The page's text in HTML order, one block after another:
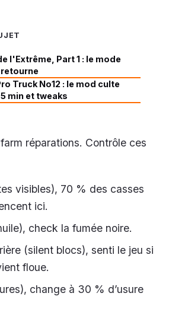
l'Extrême, Part 1 : le mode
Truck No12 : le mod culte
min et tweaks
réparations. Contrôle ces
visibles), 70 % des casses
ici.
check la fumée noire.
(silent blocs), senti le jeu si
floue.
change à 30 % d’usure